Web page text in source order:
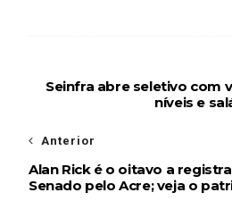
Seinfra abre seletivo com
níveis e
Anterior
Alan Rick é o oitavo a
Senado pelo Acre; veja o